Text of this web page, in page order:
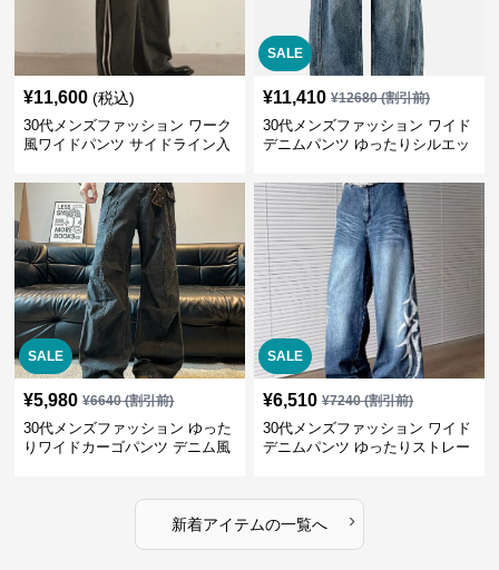
¥11,600 (税込)
30代メンズファッション ワーク
風ワイドパンツ サイドライン入
SALE
¥11,410 ¥12680(割引前)
30代メンズファッション ワイド
デニムパンツ ゆったりシルエッ
SALE
¥5,980 ¥6640(割引前)
30代メンズファッション ゆった
りワイドカーゴパンツ デニム風
SALE
¥6,510 ¥7240(割引前)
30代メンズファッション ワイド
デニムパンツ ゆったりストレー
新着アイテムの一覧へ ›